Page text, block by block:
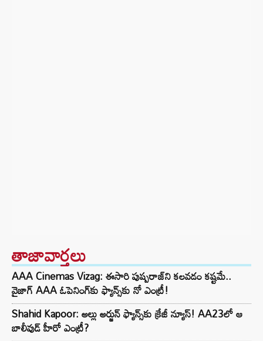
తాజావార్తలు
AAA Cinemas Vizag: ఈసారి పుష్పరాజ్‌ని కలవడం కష్టమే..
వైజాగ్ AAA ఓపెనింగ్‌కు ఫ్యాన్స్‌కు నో ఎంట్రీ!
Shahid Kapoor: అల్లు అర్జున్ ఫ్యాన్స్‌కు క్రేజీ న్యూస్! AA23లో ఆ
బాలీవుడ్ హీరో ఎంట్రీ?